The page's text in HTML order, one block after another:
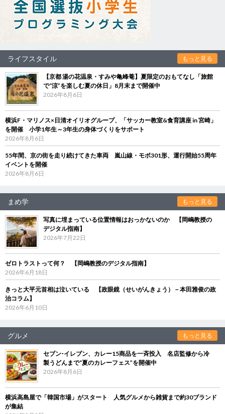
ライフスタイル もっと見る
【京都 湯の花温泉・すみや亀峰菴】夏限定のおもてなし「旅館
で“涼”を楽しむ夏の休日」8月末まで開催中
2026年8月6日
横浜F・マリノス×日清オイリオグループ、「サッカー教室&食育講座 in 宮崎」
を開催 小学1年生～3年生の身体づくりをサポート
2026年8月6日
55年間、京の街を走り続けてきた車両 嵐山線・モボ301形、運行開始55周年
イベントを開催
2026年8月6日
まめ学 もっと見る
写真に埋まっている位置情報はおっかないのか 【岡嶋教授の
デジタル指南】
2026年7月22日
ゼロトラストって何？ 【岡嶋教授のデジタル指南】
2026年6月18日
きっと大平元首相は泣いている 【政眼鏡（せいがんきょう）－本田雅俊の政
治コラム】
2026年6月10日
グルメ もっと見る
セブン‐イレブン、カレー15商品を一斉投入 名店監修から冷
製うどんまで“夏のカレーフェス”を開催中
2026年8月6日
横浜高島屋で「韓国市場」がスタート 人気グルメから雑貨まで約30ブランド
が集結